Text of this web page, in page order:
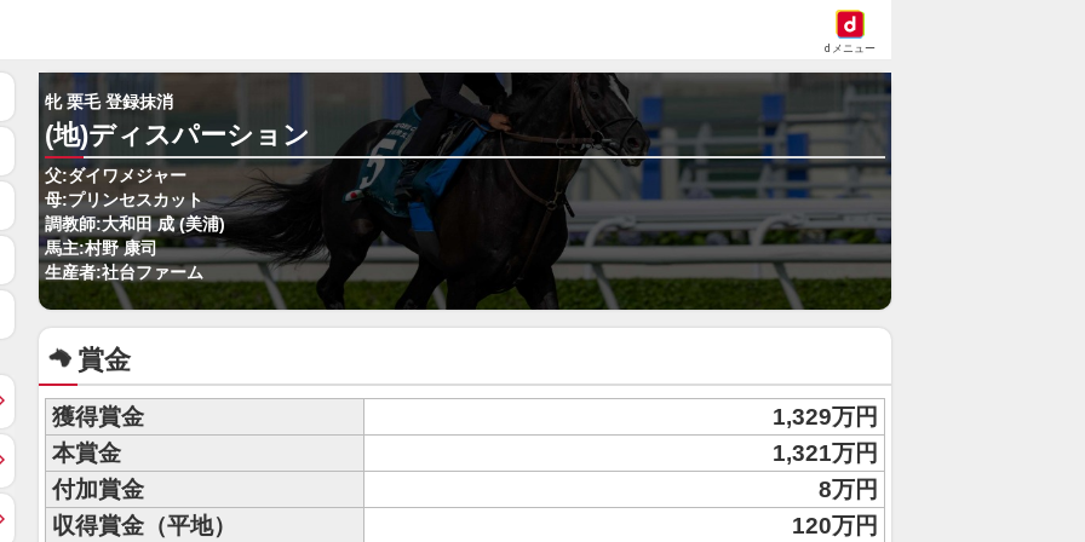
dメニュー
牝 栗毛 登録抹消
(地)ディスパーション
父:ダイワメジャー
母:プリンセスカット
調教師:大和田 成 (美浦)
馬主:村野 康司
生産者:社台ファーム
賞金
獲得賞金
1,329万円
本賞金
1,321万円
付加賞金
8万円
収得賞金（平地）
120万円